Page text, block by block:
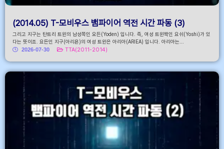
(2014.05) T-모비우스 뱀파이어 역전 시간 파동 (3)
그리고 지구는 탄트리 트윈의 남성쪽인 요든(Yoden) 입니다. 즉, 여성 트윈짝인 요쉬(Yoshi)가 있
다는 뜻이죠. 요든인 지구(아리욘)의 여성 트윈은 아리아(ARIEA) 입니다. 아리아는...
2026-07-30
TTA(2011-2014)